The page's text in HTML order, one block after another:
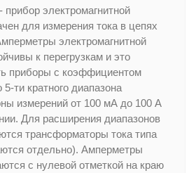
электромагнитной
для измерения тока в цепях
электромагнитной
к перегрузкам и это
приборы с коэффициентом
5-ти кратного диапазона
измерений от 100 мА до 100 А
Для расширения диапазонов
трансформаторы тока типа
отдельно). Амперметры
с нулевой отметкой на краю